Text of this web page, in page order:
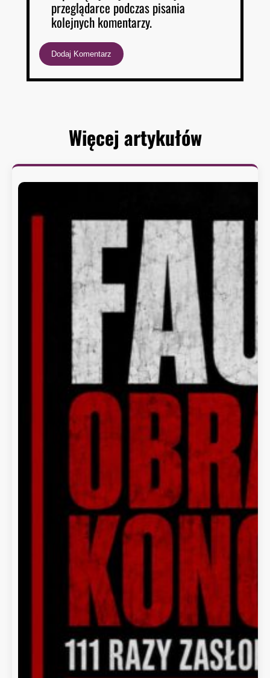
przeglądarce podczas pisania
kolejnych komentarzy.
Więcej artykułów